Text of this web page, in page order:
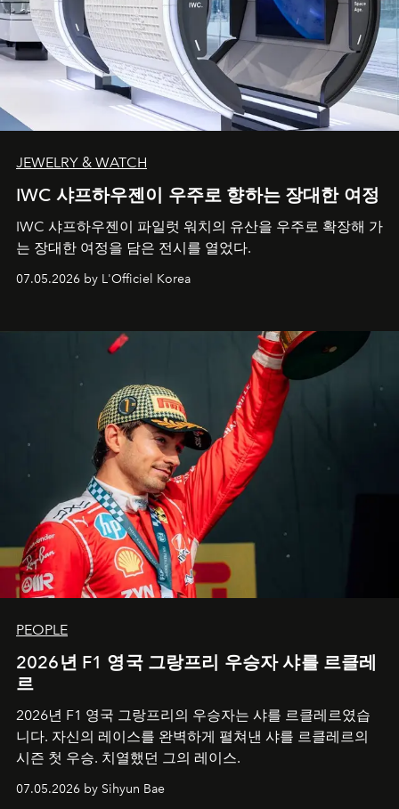
JEWELRY & WATCH
IWC 샤프하우젠이 우주로 향하는 장대한 여정
IWC 샤프하우젠이 파일럿 워치의 유산을 우주로 확장해 가
는 장대한 여정을 담은 전시를 열었다.
07.05.2026 by L'Officiel Korea
PEOPLE
2026년 F1 영국 그랑프리 우승자 샤를 르클레
르
2026년 F1 영국 그랑프리의 우승자는 샤를 르클레르였습
니다. 자신의 레이스를 완벽하게 펼쳐낸 샤를 르클레르의
시즌 첫 우승. 치열했던 그의 레이스.
07.05.2026 by Sihyun Bae